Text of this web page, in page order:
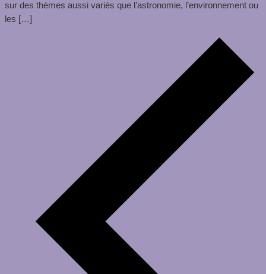
sur des thèmes aussi variés que l’astronomie, l’environnement ou
les […]